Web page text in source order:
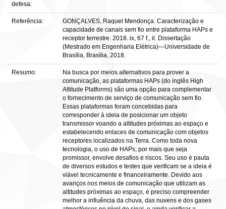
defesa:
Referência:
GONÇALVES, Raquel Mendonça. Caracterização e
capacidade de canais sem fio entre plataforma HAPs e
receptor terrestre. 2018. ix, 67 f., il. Dissertação
(Mestrado em Engenharia Elétrica)—Universidade de
Brasília, Brasília, 2018.
Resumo:
Na busca por meios alternativos para prover a
comunicação, as plataformas HAPs (do inglês High
Altitude Platforms) são uma opção para complementar
o fornecimento de serviço de comunicação sem fio.
Essas plataformas foram concebidas para
corresponder à ideia de posicionar um objeto
transmissor voando a altitudes próximas ao espaço e
estabelecendo enlaces de comunicação com objetos
receptores localizados na Terra. Como toda nova
tecnologia, o uso de HAPs, por mais que seja
promissor, envolve desafios e riscos. Seu uso é pauta
de diversos estudos e testes que verificam se a ideia é
viável tecnicamente e financeiramente. Devido aos
avanços nos meios de comunicação que utilizam as
altitudes próximas ao espaço, é preciso compreender
melhor a infiuência da chuva, das nuvens e dos gases